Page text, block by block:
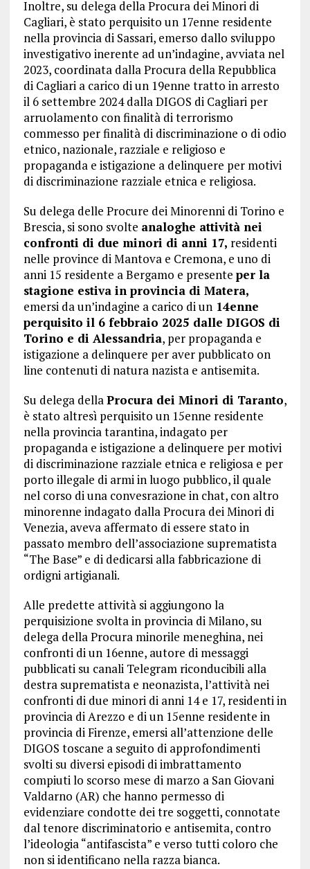
Inoltre, su delega della Procura dei Minori di
Cagliari, è stato perquisito un 17enne residente
nella provincia di Sassari, emerso dallo sviluppo
investigativo inerente ad un’indagine, avviata nel
2023, coordinata dalla Procura della Repubblica
di Cagliari a carico di un 19enne tratto in arresto
il 6 settembre 2024 dalla DIGOS di Cagliari per
arruolamento con finalità di terrorismo
commesso per finalità di discriminazione o di odio
etnico, nazionale, razziale e religioso e
propaganda e istigazione a delinquere per motivi
di discriminazione razziale etnica e religiosa.
Su delega delle Procure dei Minorenni di Torino e
Brescia, si sono svolte analoghe attività nei
confronti di due minori di anni 17, residenti
nelle province di Mantova e Cremona, e uno di
anni 15 residente a Bergamo e presente per la
stagione estiva in provincia di Matera,
emersi da un’indagine a carico di un14enne
perquisito il 6 febbraio 2025 dalle DIGOS di
Torino e di Alessandria, per propaganda e
istigazione a delinquere per aver pubblicato on
line contenuti di natura nazista e antisemita.
Su delega dellaProcura dei Minori di Taranto,
è stato altresì perquisito un 15enne residente
nella provincia tarantina, indagato per
propaganda e istigazione a delinquere per motivi
di discriminazione razziale etnica e religiosa e per
porto illegale di armi in luogo pubblico, il quale
nel corso di una convesrazione in chat, con altro
minorenne indagato dalla Procura dei Minori di
Venezia, aveva affermato di essere stato in
passato membro dell’associazione suprematista
“The Base” e di dedicarsi alla fabbricazione di
ordigni artigianali.
Alle predette attività si aggiungono la
perquisizione svolta in provincia di Milano, su
delega della Procura minorile meneghina, nei
confronti di un 16enne, autore di messaggi
pubblicati su canali Telegram riconducibili alla
destra suprematista e neonazista, l’attività nei
confronti di due minori di anni 14 e 17, residenti in
provincia di Arezzo e di un 15enne residente in
provincia di Firenze, emersi all’attenzione delle
DIGOS toscane a seguito di approfondimenti
svolti su diversi episodi di imbrattamento
compiuti lo scorso mese di marzo a San Giovani
Valdarno (AR) che hanno permesso di
evidenziare condotte dei tre soggetti, connotate
dal tenore discriminatorio e antisemita, contro
l’ideologia “antifascista” e verso tutti coloro che
non si identificano nella razza bianca.